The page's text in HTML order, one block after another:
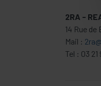
2RA -
14 Rue
Mail :
Tel : 03 21